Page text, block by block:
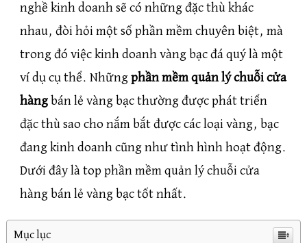
nghề kinh doanh sẽ có những đặc thù khác
nhau, đòi hỏi một số phần mềm chuyên biệt, mà
trong đó việc kinh doanh vàng bạc đá quý là một
ví dụ cụ thể. Những phần mềm quản lý chuỗi cửa
hàngbán lẻ vàng bạc thường được phát triển
đặc thù sao cho nắm bắt được các loại vàng, bạc
đang kinh doanh cũng như tình hình hoạt động.
Dưới đây là top phần mềm quản lý chuỗi cửa
hàng bán lẻ vàng bạc tốt nhất.
Mục lục